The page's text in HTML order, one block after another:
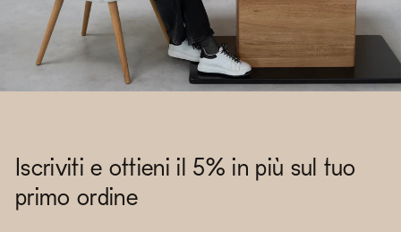
Iscriviti e ottieni il 5% in più sul tuo
primo ordine